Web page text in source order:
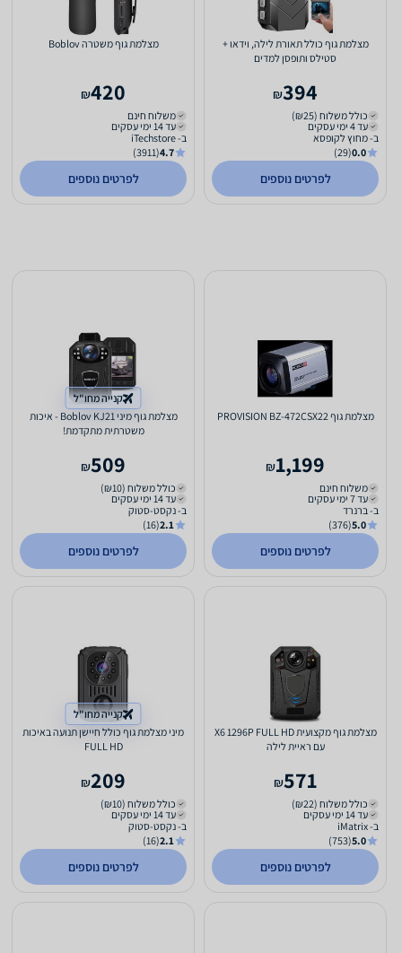
מצלמת גוף כולל תאורת לילה, וידאו +
סטילס ותופסן למדים
394
₪
כולל משלוח (₪25)
עד 4 ימי עסקים
ב- מחוץ לקופסא
0.0
(29)
לפרטים נוספים
מצלמת גוף משטרה Boblov
420
₪
משלוח חינם
עד 14 ימי עסקים
ב- iTechstore
4.7
(3911)
לפרטים נוספים
מצלמת גוף PROVISION BZ-472CSX22
1,199
₪
משלוח חינם
עד 7 ימי עסקים
ב- ברנרד
5.0
(376)
לפרטים נוספים
קנייה מחו"ל
מצלמת גוף מיני Boblov KJ21 - איכות
משטרתית מתקדמת!
509
₪
כולל משלוח (₪10)
עד 14 ימי עסקים
ב- נקסט-סטוק
2.1
(16)
לפרטים נוספים
מצלמת גוף מקצועית X6 1296P FULL HD
עם ראיית לילה
571
₪
כולל משלוח (₪22)
עד 14 ימי עסקים
ב- iMatrix
5.0
(753)
לפרטים נוספים
קנייה מחו"ל
מיני מצלמת גוף כולל חיישן תנועה באיכות
FULL HD
209
₪
כולל משלוח (₪10)
עד 14 ימי עסקים
ב- נקסט-סטוק
2.1
(16)
לפרטים נוספים